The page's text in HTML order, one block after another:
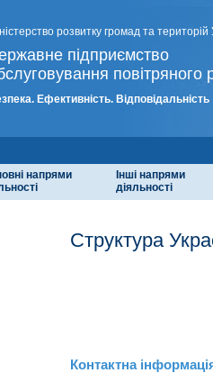
розвитку громад та територій
підприємство
повітряного
Ефективність. Відповідальність
напрями
Інші напрями
діяльності
Структура
Контактна